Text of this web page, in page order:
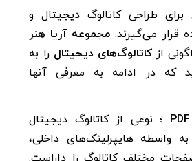
طراحی کاتالوگ دیجیتال و
قرار می‌گیرند. مجموعه آریا هنر
ازکاتالوگ‌های دیحیتال را به
که در ادامه به معرفی آنها
نوعی از کاتالوگ دیجیتال
واسطه هایپرلینک‌های داخلی،